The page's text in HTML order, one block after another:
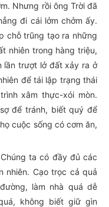
Nhưng rồi ông Trời đã
đi cái lởm chởm ấy.
chỗ trũng tạo ra những
nhiên trong hàng triệu,
lần trượt lở đất xảy ra ở
để tái lập trạng thái
xâm thực-xói mòn.
để tránh, biết quý để
cuộc sống có cơm ăn,
ta có đầy đủ các
nhiên. Cạo trọc cả quả
làm nhà quá dễ
không biết giữ gìn